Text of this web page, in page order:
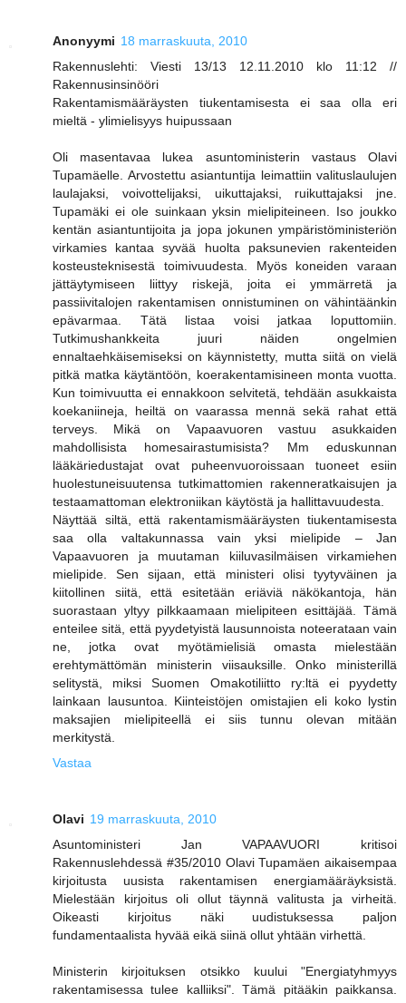
Anonyymi 18 marraskuuta, 2010
Rakennuslehti: Viesti 13/13 12.11.2010 klo 11:12 //
Rakennusinsinööri
Rakentamismääräysten tiukentamisesta ei saa olla eri
mieltä - ylimielisyys huipussaan
Oli masentavaa lukea asuntoministerin vastaus Olavi
Tupamäelle. Arvostettu asiantuntija leimattiin valituslaulujen
laulajaksi, voivottelijaksi, uikuttajaksi, ruikuttajaksi jne.
Tupamäki ei ole suinkaan yksin mielipiteineen. Iso joukko
kentän asiantuntijoita ja jopa jokunen ympäristöministeriön
virkamies kantaa syvää huolta paksunevien rakenteiden
kosteusteknisestä toimivuudesta. Myös koneiden varaan
jättäytymiseen liittyy riskejä, joita ei ymmärretä ja
passiivitalojen rakentamisen onnistuminen on vähintäänkin
epävarmaa. Tätä listaa voisi jatkaa loputtomiin.
Tutkimushankkeita juuri näiden ongelmien
ennaltaehkäisemiseksi on käynnistetty, mutta siitä on vielä
pitkä matka käytäntöön, koerakentamisineen monta vuotta.
Kun toimivuutta ei ennakkoon selvitetä, tehdään asukkaista
koekaniineja, heiltä on vaarassa mennä sekä rahat että
terveys. Mikä on Vapaavuoren vastuu asukkaiden
mahdollisista homesairastumisista? Mm eduskunnan
lääkäriedustajat ovat puheenvuoroissaan tuoneet esiin
huolestuneisuutensa tutkimattomien rakenneratkaisujen ja
testaamattoman elektroniikan käytöstä ja hallittavuudesta.
Näyttää siltä, että rakentamismääräysten tiukentamisesta
saa olla valtakunnassa vain yksi mielipide – Jan
Vapaavuoren ja muutaman kiiluvasilmäisen virkamiehen
mielipide. Sen sijaan, että ministeri olisi tyytyväinen ja
kiitollinen siitä, että esitetään eriäviä näkökantoja, hän
suorastaan yltyy pilkkaamaan mielipiteen esittäjää. Tämä
enteilee sitä, että pyydetyistä lausunnoista noteerataan vain
ne, jotka ovat myötämielisiä omasta mielestään
erehtymättömän ministerin viisauksille. Onko ministerillä
selitystä, miksi Suomen Omakotiliitto ry:ltä ei pyydetty
lainkaan lausuntoa. Kiinteistöjen omistajien eli koko lystin
maksajien mielipiteellä ei siis tunnu olevan mitään
merkitystä.
Vastaa
Olavi 19 marraskuuta, 2010
Asuntoministeri Jan VAPAAVUORI kritisoi
Rakennuslehdessä #35/2010 Olavi Tupamäen aikaisempaa
kirjoitusta uusista rakentamisen energiamääräyksistä.
Mielestään kirjoitus oli ollut täynnä valitusta ja virheitä.
Oikeasti kirjoitus näki uudistuksessa paljon
fundamentaalista hyvää eikä siinä ollut yhtään virhettä.
Ministerin kirjoituksen otsikko kuului "Energiatyhmyys
rakentamisessa tulee kalliiksi". Tämä pitääkin paikkansa.